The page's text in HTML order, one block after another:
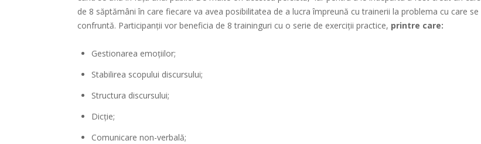
de 8 săptămâni în care fiecare va avea posibilitatea de a lucra împreună cu trainerii la problema cu care se
confruntă. Participanții vor beneficia de 8 traininguri cu o serie de exerciții practice, printre care:
Gestionarea emoțiilor;
Stabilirea scopului discursului;
Structura discursului;
Dicție;
Comunicare non-verbală;